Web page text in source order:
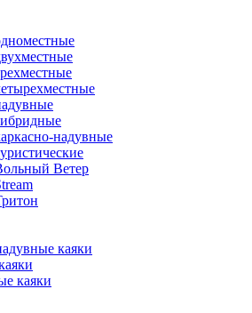
надувные
Ветер
каяки
каяки